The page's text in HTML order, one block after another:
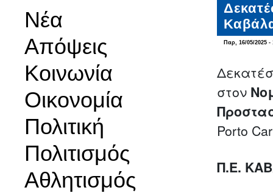
Νέα
Απόψεις
Κοινωνία
Οικονομία
Πολιτική
Πολιτισμός
Αθλητισμός
Παρ, 16/05/2025 -
στον
Porto
Π.Ε.